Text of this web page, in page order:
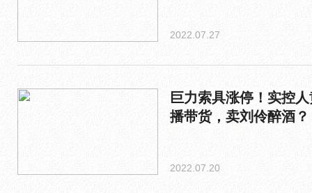
2022.07.27
巨力索具涨停！实控
播带货，卖刘伶醉酒？
2022.07.20